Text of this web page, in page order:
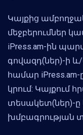
Կայքից
մեջբերումներ
iPress.am-ին
գովազդ(ներ)-ի
համար
կրում: Կայքում
տեսակետ(ներ)-ը
խմբագրության